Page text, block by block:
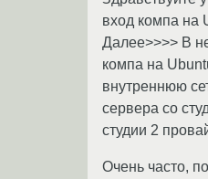
вход компа на
Далее>>>> В
компа на
внутреннюю
сервера со
студии 2
Очень часто,